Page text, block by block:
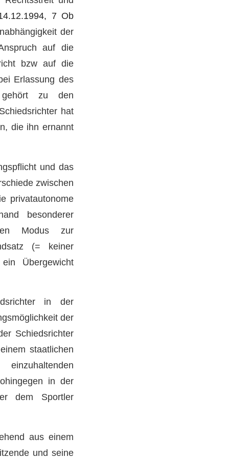
7 Ob
der
auf die
bzw auf die
Erlassung des
gehört zu den
hat
die ihn ernannt
und das
zwischen
privatautonome
besonderer
Modus zur
(= keiner
Übergewicht
in der
der
Schiedsrichter
staatlichen
in der
dem Sportler
aus einem
und seine